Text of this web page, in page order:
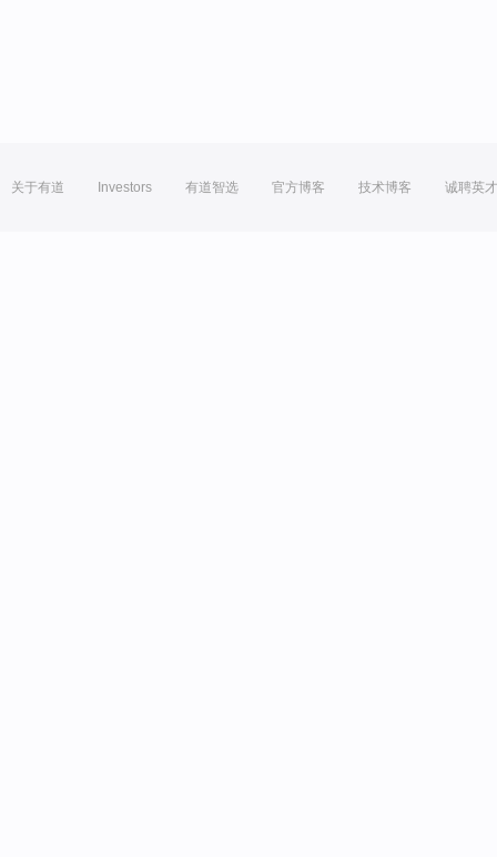
关于有道 Investors 有道智选 官方博客 技术博客 诚聘英才